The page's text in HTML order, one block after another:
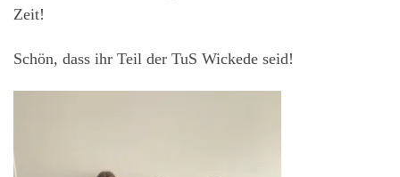
Zeit!
Schön, dass ihr Teil der TuS Wickede seid!